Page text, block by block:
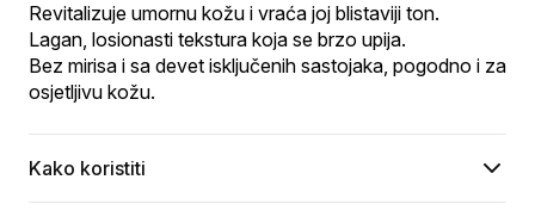
Revitalizuje umornu kožu i vraća joj blistaviji ton.
Lagan, losionasti tekstura koja se brzo upija.
Bez mirisa i sa devet isključenih sastojaka, pogodno i za
osjetljivu kožu.
Kako koristiti